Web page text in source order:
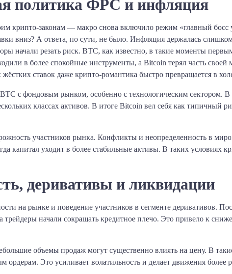
политика ФРС и инфляция
крипто-законам — макро снова включило режим «главный
вниз? А ответа, по сути, не было. Инфляция держалась
начали резать риск. BTC, как известно, в такие моменты
в более спокойные инструменты, а Bitcoin терял часть
ставок даже крипто-романтика быстро превращается в
с фондовым рынком, особенно с технологическим сектором.
классах активов. В итоге Bitcoin вел себя как типичный
участников рынка. Конфликты и неопределенность в
капитал уходит в более стабильные активы. В таких условиях
деривативы и ликвидации
на рынке и поведение участников в сегменте деривативов.
трейдеры начали сокращать кредитное плечо. Это привело к
объемы продаж могут существенно влиять на цену. В
ордерам. Это усиливает волатильность и делает движения более